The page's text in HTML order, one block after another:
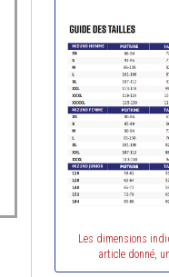
Les dimensions
article donné,